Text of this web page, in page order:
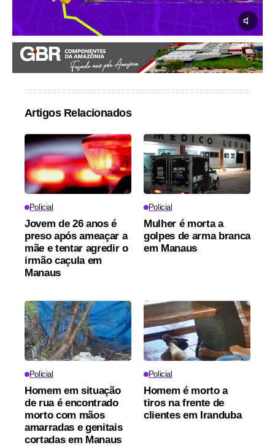
Artigos Relacionados
Policial
Jovem de 26 anos é
preso após ameaçar a
mãe e tentar agredir o
irmão caçula em
Manaus
Policial
Mulher é morta a
golpes de arma branca
em Manaus
Policial
Homem em situação
de rua é encontrado
morto com mãos
amarradas e genitais
cortadas em Manaus
Policial
Homem é morto a
tiros na frente de
clientes em Iranduba